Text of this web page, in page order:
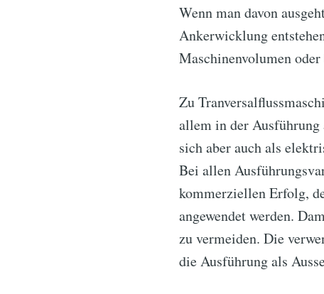
Wenn man davon
Ankerwicklung
Maschinenvolumen
Zu
allem in der Ausführung
sich aber auch als
Bei allen
kommerziellen Erfolg,
angewendet werden.
zu vermeiden. Die
die Ausführung als